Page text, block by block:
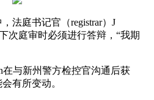
庭书记官（registrar）J
次庭审时必须进行答辩，“我期
与新州警方检控官沟通后获
有所变动。